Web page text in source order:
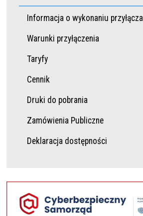
Informacja o wykonaniu przyłącza
Warunki przyłączenia
Taryfy
Cennik
Druki do pobrania
Zamówienia Publiczne
Deklaracja dostępności